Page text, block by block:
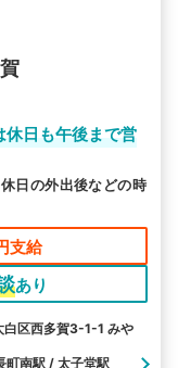
休日も午後まで営
日の外出後などの時
支給
あり
白区西多賀3-1-1 みや
町南駅 / 太子堂駅